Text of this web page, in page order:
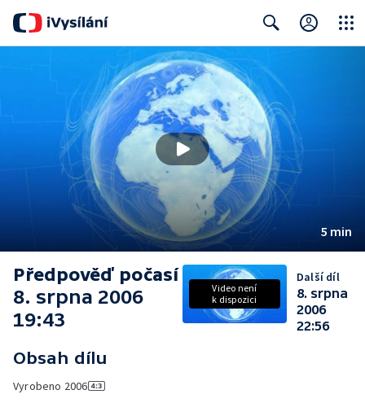
5 min
Předpověď počasí
8. srpna 2006
19:43
Obsah dílu
Vyrobeno 2006
Video není
k dispozici
Další díl
8. srpna
2006
22:56